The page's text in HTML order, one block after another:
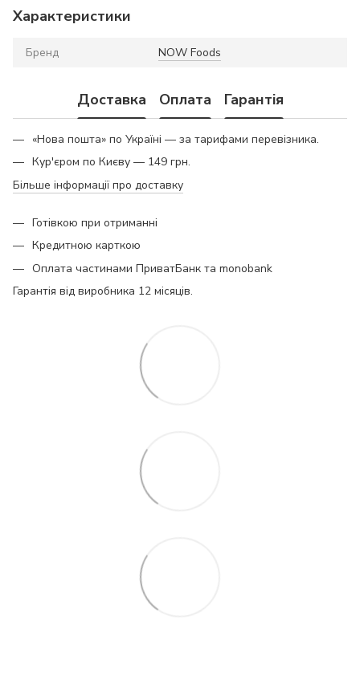
Характеристики
Бренд NOW Foods
Доставка Оплата Гарантія
«Нова пошта» по Україні — за тарифами перевізника.
Кур'єром по Києву — 149 грн.
Більше інформації про доставку
Готівкою при отриманні
Кредитною карткою
Оплата частинами ПриватБанк та monobank
Гарантія від виробника 12 місяців.